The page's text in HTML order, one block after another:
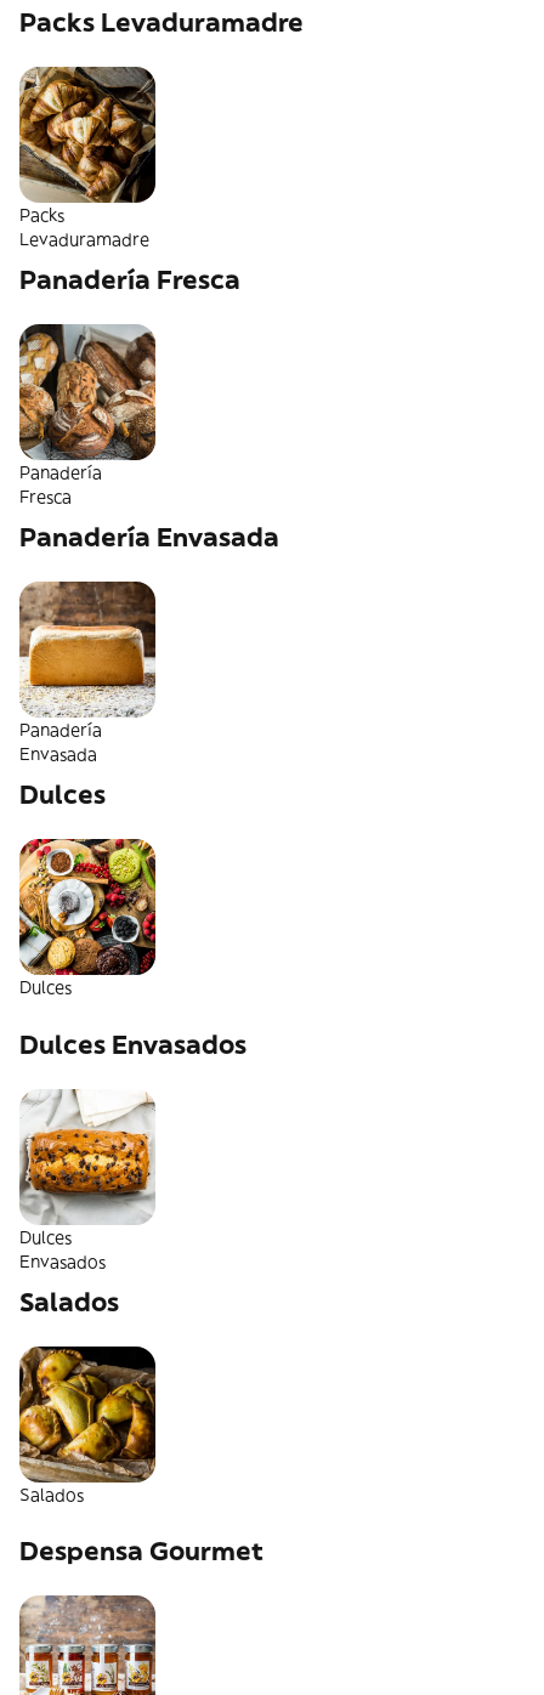
Packs Levaduramadre
Packs
Levaduramadre
Panadería Fresca
Panadería
Fresca
Panadería Envasada
Panadería
Envasada
Dulces
Dulces
Dulces Envasados
Dulces
Envasados
Salados
Salados
Despensa Gourmet